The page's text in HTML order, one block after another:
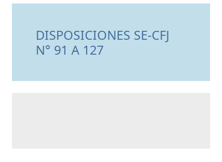
DISPOSICIONES SE-CFJ
N° 91 A 127